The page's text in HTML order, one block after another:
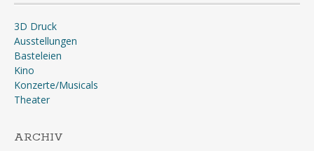
3D Druck
Ausstellungen
Basteleien
Kino
Konzerte/Musicals
Theater
ARCHIV